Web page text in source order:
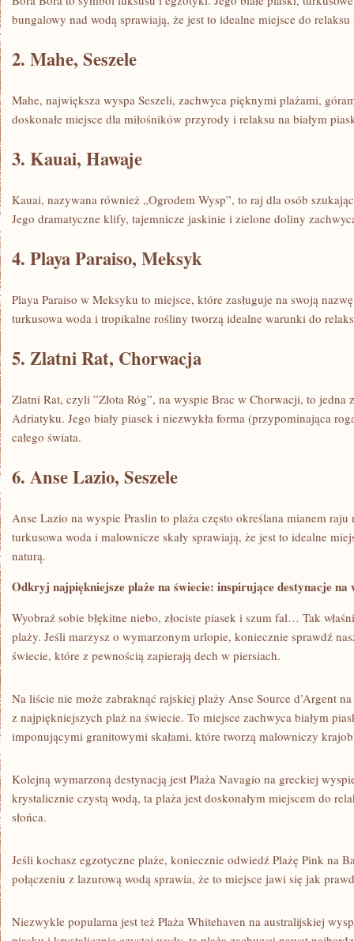
bungalowy nad wodą sprawiają, że jest to idealne⁢ miejsce do
2. Mahe, Seszele
Mahe, największa wyspa Seszeli, zachwyca pięknymi plażami,⁢
doskonałe miejsce dla miłośników przyrody i relaksu na białym
3. Kauai, Hawaje
Kauai, nazywana również⁢ „Ogrodem Wysp”, to raj dla osób‍
Jego dramatyczne klify, tajemnicze jaskinie i ⁢zielone doliny
4. Playa Paraiso, Meksyk
Playa Paraiso⁢ w ⁢Meksyku ‍to miejsce, które zasługuje na swoją⁣
turkusowa woda⁣ i tropikalne rośliny tworzą idealne warunki ‍do
5. Zlatni Rat, Chorwacja
Zlatni Rat, czyli ​”Złota Róg”, na wyspie Brac w Chorwacji, ⁤to jedna
Adriatyku. Jego biały piasek ‌i niezwykła forma (przypominająca
całego ⁢świata.
6. Anse⁣ Lazio, Seszele
Anse Lazio na wyspie Praslin to plaża często ⁤określana mianem raju
turkusowa woda​ i malownicze‍ skały sprawiają, że jest to idealne
naturą.
Odkryj ⁤najpiękniejsze plaże na świecie: inspirujące destynacje
Wyobraź sobie błękitne niebo, złociste piasek i szum fal…​ Tak
plaży. Jeśli marzysz o wymarzonym urlopie, koniecznie sprawdź
świecie, które z pewnością zapierają dech w piersiach.
Na liście nie może zabraknąć rajskiej plaży Anse Source d’Argent
z najpiękniejszych plaż na świecie. To miejsce zachwyca białym
imponującymi granitowymi⁢ skałami, które ‌tworzą malowniczy
Kolejną wymarzoną destynacją jest ⁢Plaża Navagio na ‍greckiej
krystalicznie czystą wodą, ta plaża jest doskonałym miejscem do
słońca.
Jeśli kochasz egzotyczne plaże, koniecznie odwiedź Plażę Pink na
połączeniu z lazurową wodą sprawia, że ⁢to miejsce ⁢jawi się jak
Niezwykle popularna jest też⁣ Plaża Whitehaven na australijskiej